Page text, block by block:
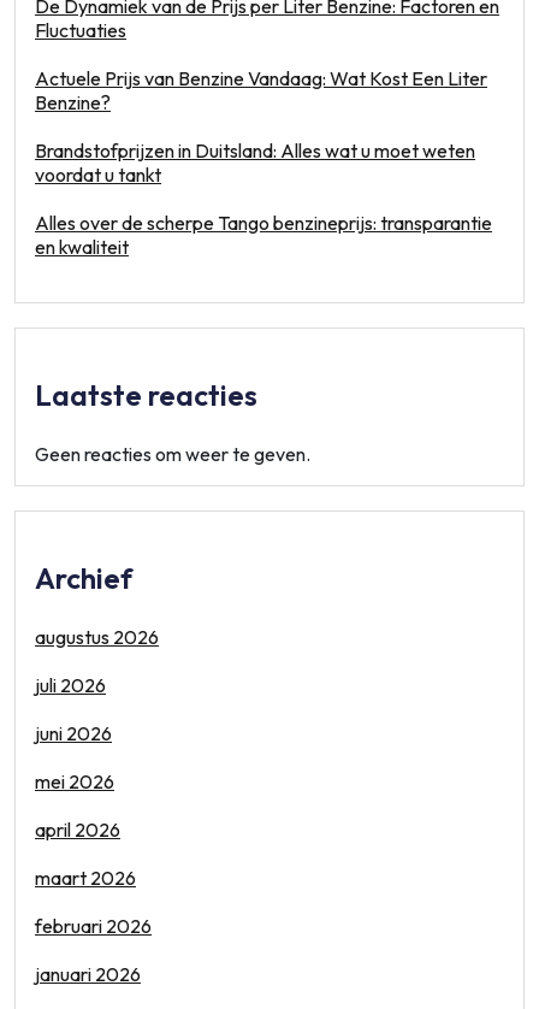
De Dynamiek van de Prijs per Liter Benzine: Factoren en
Fluctuaties
Actuele Prijs van Benzine Vandaag: Wat Kost Een Liter
Benzine?
Brandstofprijzen in Duitsland: Alles wat u moet weten
voordat u tankt
Alles over de scherpe Tango benzineprijs: transparantie
en kwaliteit
Laatste reacties
Geen reacties om weer te geven.
Archief
augustus 2026
juli 2026
juni 2026
mei 2026
april 2026
maart 2026
februari 2026
januari 2026